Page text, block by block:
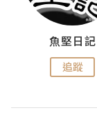
魚堅日記
追蹤